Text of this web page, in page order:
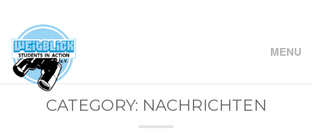
MENU
CATEGORY: NACHRICHTEN